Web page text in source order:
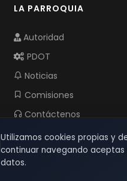
LA PARROQUIA
Autoridad
PDOT
Noticias
Comisiones
Contáctenos
Utilizamos cookies propias y
continuar navegando aceptas
datos.